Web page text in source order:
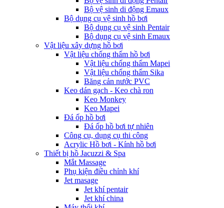
Bộ vệ sinh di động Emaux
Bộ dụng cụ vệ sinh hồ bơi
Bộ dụng cụ vệ sinh Pentair
Bộ dụng cụ vệ sinh Emaux
Vật liệu xây dựng hồ bơi
Vật liệu chống thấm hồ bơi
Vật liệu chống thấm Mapei
Vật liệu chống thấm Sika
Băng cản nước PVC
Keo dán gạch - Keo chà ron
Keo Monkey
Keo Mapei
Đá ốp hồ bơi
Đá ốp hồ bơi tự nhiên
Công cụ, dụng cụ thi công
Acrylic Hồ bơi - Kính hồ bơi
Thiết bị hồ Jacuzzi & Spa
Mắt Massage
Phụ kiện điều chỉnh khí
Jet masage
Jet khí pentair
Jet khí china